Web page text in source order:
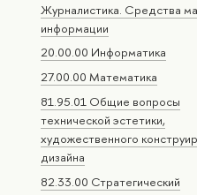
Журналистика. Средства
информации
20.00.00 Информатика
27.00.00 Математика
81.95.01 Общие вопросы
технической эстетики,
художественного
дизайна
82.33.00 Стратегический